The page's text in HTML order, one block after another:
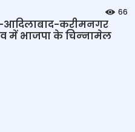
66
आदिलाबाद-करीमनगर
में भाजपा के चिन्‍नामेल